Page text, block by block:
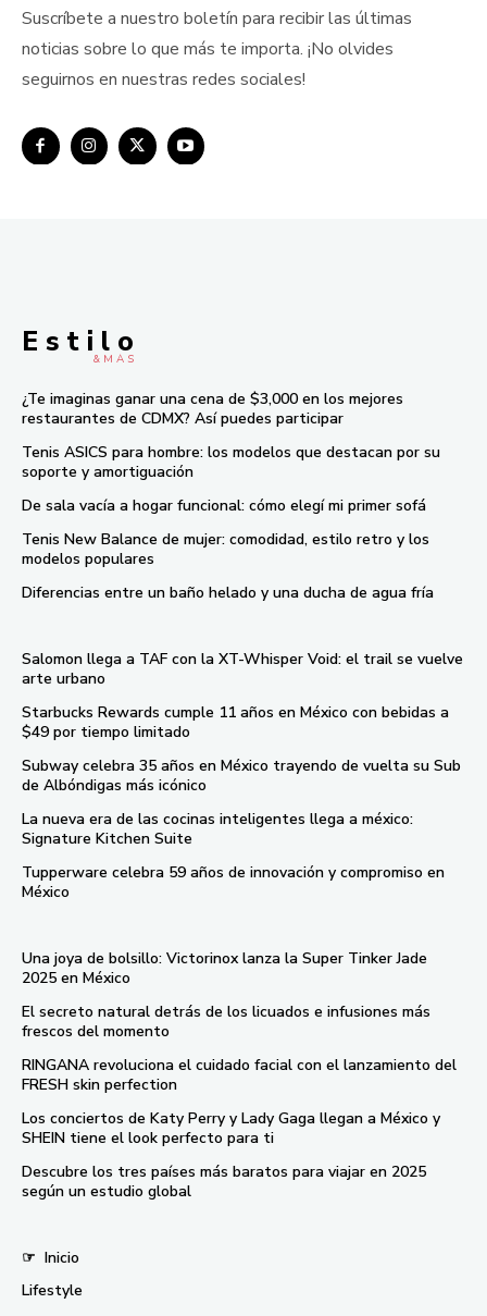
Suscríbete a nuestro boletín para recibir las últimas
noticias sobre lo que más te importa. ¡No olvides
seguirnos en nuestras redes sociales!
E s t i l o
& M À S
¿Te imaginas ganar una cena de $3,000 en los mejores
restaurantes de CDMX? Así puedes participar
Tenis ASICS para hombre: los modelos que destacan por su
soporte y amortiguación
De sala vacía a hogar funcional: cómo elegí mi primer sofá
Tenis New Balance de mujer: comodidad, estilo retro y los
modelos populares
Diferencias entre un baño helado y una ducha de agua fría
Salomon llega a TAF con la XT-Whisper Void: el trail se vuelve
arte urbano
Starbucks Rewards cumple 11 años en México con bebidas a
$49 por tiempo limitado
Subway celebra 35 años en México trayendo de vuelta su Sub
de Albóndigas más icónico
La nueva era de las cocinas inteligentes llega a méxico:
Signature Kitchen Suite
Tupperware celebra 59 años de innovación y compromiso en
México
Una joya de bolsillo: Victorinox lanza la Super Tinker Jade
2025 en México
El secreto natural detrás de los licuados e infusiones más
frescos del momento
RINGANA revoluciona el cuidado facial con el lanzamiento del
FRESH skin perfection
Los conciertos de Katy Perry y Lady Gaga llegan a México y
SHEIN tiene el look perfecto para ti
Descubre los tres países más baratos para viajar en 2025
según un estudio global
☞ Inicio
Lifestyle